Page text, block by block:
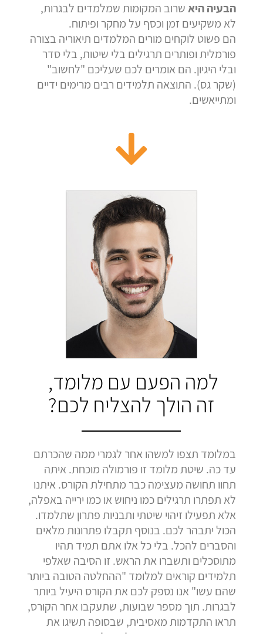
הבעיה היאשרוב המקומות שמלמדים לבגרות,
לא משקיעים זמן וכסף על מחקר ופיתוח.
הם פשוט לוקחים מורים המלמדים תיאוריה בצורה
פורמלית ופותרים תרגילים בלי שיטות, בלי סדר
ובלי היגיון. הם אומרים לכם שעליכם "לחשוב"
(שקר גס). התוצאה תלמידים רבים מרימים ידיים
ומתייאשים.
למה הפעם עם מלומד,
זה הולך להצליח לכם?
במלומד תצפו למשהו אחר לגמרי ממה שהכרתם
עד כה. שיטת מלומד זו פורמולה מוכחת. איתה
תחוו תחושה מעצימה כבר מתחילת הקורס. איתנו
לא תפתרו תרגילים כמו ניחוש או כמו ירייה באפלה,
אלא תפעילו זיהוי שיטתי ותבניות פתרון שתלמדו.
הכול יתבהר לכם. בנוסף תקבלו פתרונות מלאים
והסברים להכל. בלי כל אלו אתם תמיד תהיו
מתוסכלים ותשברו את הראש. זו הסיבה שאלפי
תלמידים קוראים למלומד "ההחלטה הטובה ביותר
שהם עשו" אנו נספק לכם את הקורס היעיל ביותר
לבגרות. תוך מספר שבועות, שתעקבו אחר הקורס,
תראו התקדמות מאסיבית, שבסופה תשיגו את